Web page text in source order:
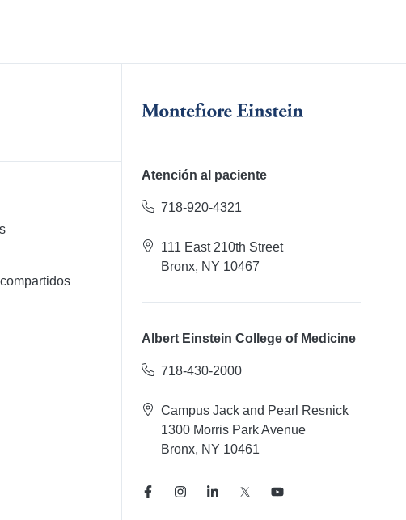
Atención al paciente
718-920-4321
111 East 210th Street
Bronx, NY 10467
Albert Einstein College of Medicine
718-430-2000
Campus Jack and Pearl Resnick
1300 Morris Park Avenue
Bronx, NY 10461